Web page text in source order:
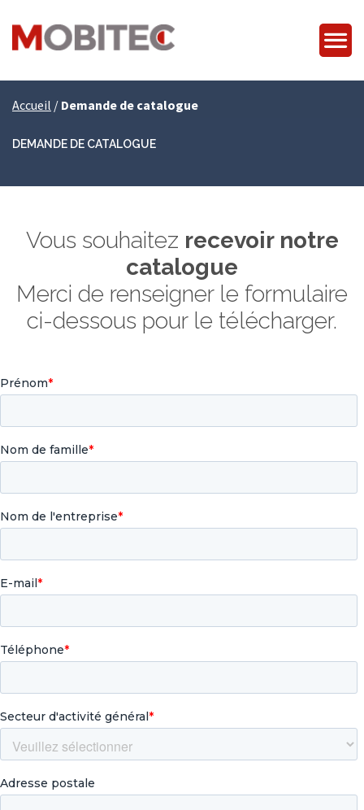
Accueil / Demande de catalogue
DEMANDE DE CATALOGUE
Vous souhaitez recevoir notre
catalogue
Merci de renseigner le formulaire
ci-dessous pour le télécharger.